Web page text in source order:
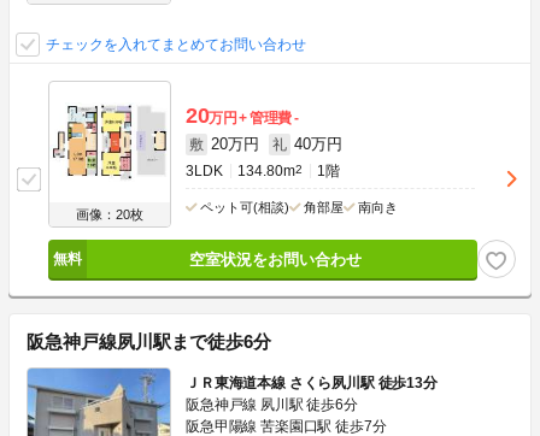
チェックを入れてまとめてお問い合わせ
画像：20枚
20万円 管理費-
敷 20万円 礼 40万円
3LDK 134.80m2 1階
ペット可(相談) 角部屋 南向き
空室状況をお問い合わせ
阪急神戸線夙川駅まで徒歩6分
ＪＲ東海道本線 さくら夙川駅 徒歩13分
阪急神戸線 夙川駅 徒歩6分
阪急甲陽線 苦楽園口駅 徒歩7分